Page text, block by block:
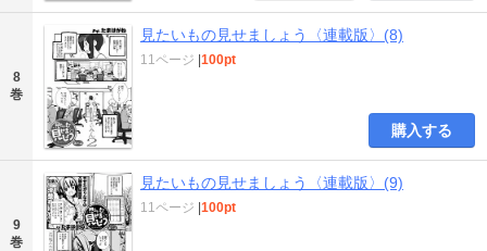
8
巻
見たいもの見せましょう〈連載版〉(8)
11ページ |100pt
購入する
9
巻
見たいもの見せましょう〈連載版〉(9)
11ページ |100pt